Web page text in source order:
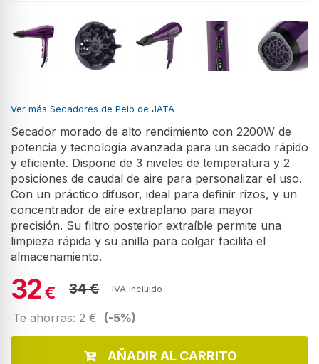
Ver más Secadores de Pelo de JATA
Secador morado de alto rendimiento con 2200W de
potencia y tecnología avanzada para un secado rápido
y eficiente. Dispone de 3 niveles de temperatura y 2
posiciones de caudal de aire para personalizar el uso.
Con un práctico difusor, ideal para definir rizos, y un
concentrador de aire extraplano para mayor
precisión. Su filtro posterior extraíble permite una
limpieza rápida y su anilla para colgar facilita el
almacenamiento.
32€ 34 € IVA incluido
Te ahorras: 2 € (-5%)
AÑADIR AL CARRITO